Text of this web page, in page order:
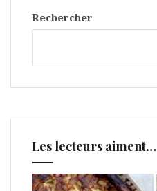
Rechercher
Les lecteurs aiment…